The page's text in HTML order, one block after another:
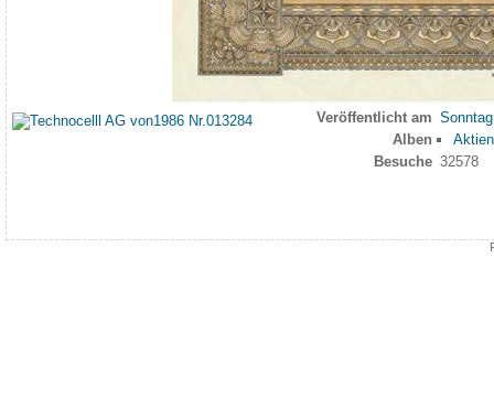
Veröffentlicht am
Alben
Besuche 32578